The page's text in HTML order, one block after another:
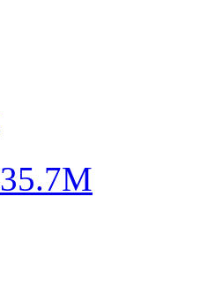
35.7M